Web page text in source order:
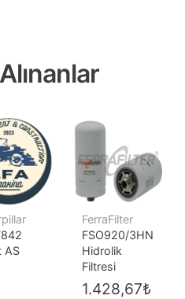
AS
FerraFilter
FSO920/3HN
Hidrolik
Filtresi
1.428,67₺